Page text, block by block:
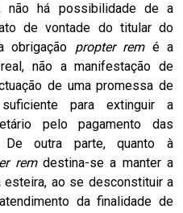
não há possibilidade de a
de vontade do titular do
obrigação propter remé a
não a manifestação de
de uma promessa de
para extinguir a
pelo pagamento das
De outra parte, quanto à
remdestina-se a manter a
ao se desconstituir a
da finalidade de